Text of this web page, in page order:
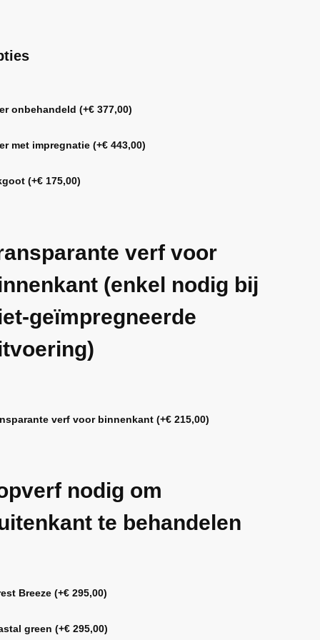
onbehandeld(+€ 377,00)
met impregnatie(+€ 443,00)
(+€ 175,00)
verf voor
(enkel nodig bij
geïmpregneerde
verf voor binnenkant(+€ 215,00)
nodig om
te behandelen
Breeze(+€ 295,00)
green(+€ 295,00)